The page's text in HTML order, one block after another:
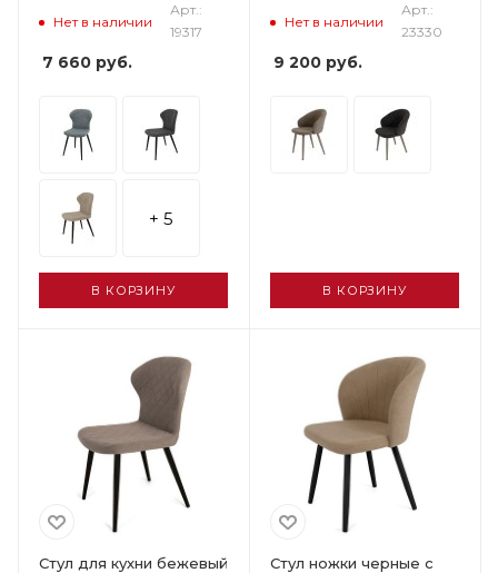
Нет в наличии
Арт.:
19317
7 660 руб.
+ 5
В КОРЗИНУ
Нет в наличии
Арт.:
23330
9 200 руб.
В КОРЗИНУ
Стул для кухни бежевый
Стул ножки черные с